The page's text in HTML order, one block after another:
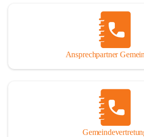
Ansprechpartner